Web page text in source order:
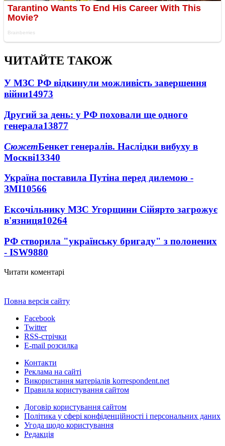
ЧИТАЙТЕ ТАКОЖ
У МЗС РФ відкинули можливість завершення
війни14973
Другий за день: у РФ поховали ще одного
генерала13877
СюжетБенкет генералів. Наслідки вибуху в
Москві13340
Україна поставила Путіна перед дилемою -
ЗМІ10566
Ексочільнику МЗС Угорщини Сійярто загрожує
в'язниця10264
РФ створила "українську бригаду" з полонених
- ISW9880
Читати коментарі
Повна версія сайту
Facebook
Twitter
RSS-стрічки
E-mail розсилка
Контакти
Реклама на сайті
Використання матеріалів korrespondent.net
Правила користування сайтом
Договір користування сайтом
Політика у сфері конфіденційності і персональних даних
Угода щодо користування
Редакція